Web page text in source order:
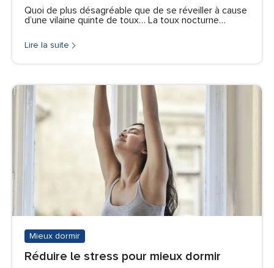
Quoi de plus désagréable que de se réveiller à cause
d’une vilaine quinte de toux… La toux nocturne…
Lire la suite
Mieux dormir
Réduire le stress pour mieux dormir